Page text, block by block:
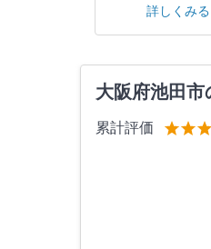
詳しくみる
大阪府池田市
累計評価